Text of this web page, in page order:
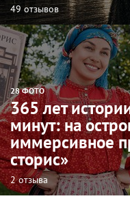
49 отзывов
28 ФОТО
365 лет
минут: на
иммерсивное
сторис»
2 отзыва